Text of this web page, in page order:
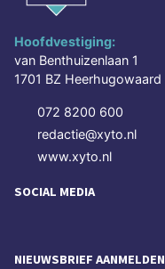
Hoofdvestiging:
van Benthuizenlaan 1
1701 BZ Heerhugowaard
072 8200 600
redactie@xyto.nl
www.xyto.nl
SOCIAL MEDIA
NIEUWSBRIEF AANMELDEN